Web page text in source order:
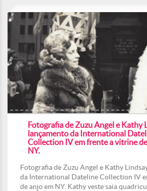
Fotografia de Zuzu Angel e Kathy
lançamento da International
Collection IV em frente a vitrine
NY.
Fotografia de Zuzu Angel e Kathy
da International Dateline Collection IV
de anjo em NY. Kathy veste saia